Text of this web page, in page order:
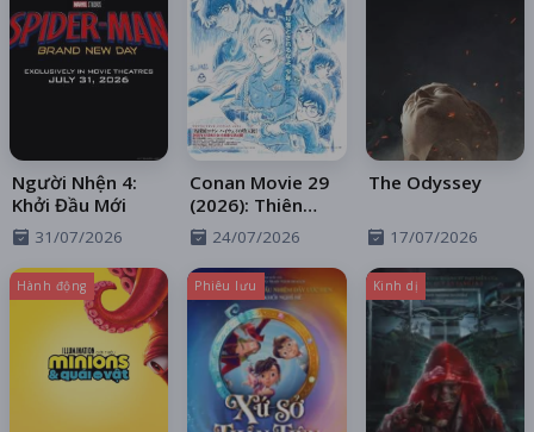
Người Nhện 4:
Khởi Đầu Mới
31/07/2026
Conan Movie 29
(2026): Thiên
Thần Sa Ngã
Trên Xa Lộ
24/07/2026
The Odyssey
17/07/2026
Hành động Phiêu lưu Kinh dị